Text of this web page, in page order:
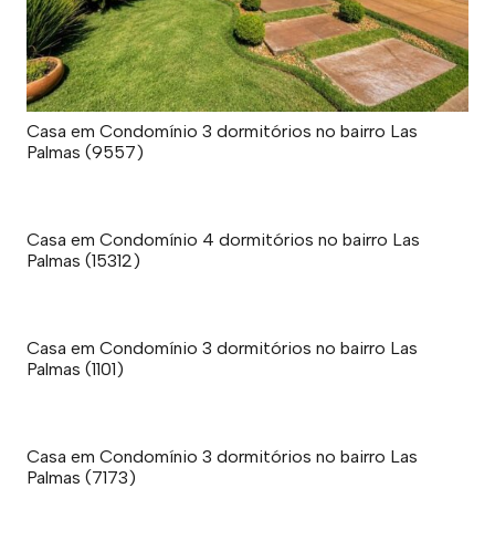
Casa em Condomínio 3 dormitórios no bairro Las
Palmas (9557)
Casa em Condomínio 4 dormitórios no bairro Las
Palmas (15312)
Casa em Condomínio 3 dormitórios no bairro Las
Palmas (1101)
Casa em Condomínio 3 dormitórios no bairro Las
Palmas (7173)